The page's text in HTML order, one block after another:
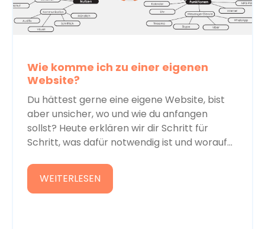
Wie komme ich zu einer eigenen
Website?
Du hättest gerne eine eigene Website, bist
aber unsicher, wo und wie du anfangen
sollst? Heute erklären wir dir Schritt für
Schritt, was dafür notwendig ist und worauf...
WEITERLESEN